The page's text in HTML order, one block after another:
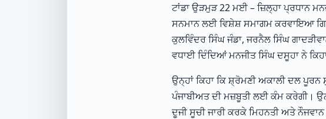
ਟਾਂਡਾ ਉੜਮੁੜ 22 ਮਈ – ਜ਼ਿਲ੍ਹਾ ਪ੍ਰਧਾਨ
ਸਨਮਾਨ ਲਈ ਵਿਸ਼ੇਸ਼ ਸਮਾਗਮ ਕਰਵਾਇਆ
ਕੁਲਵਿੰਦਰ ਸਿੰਘ ਜੰਡਾ, ਜਰਨੈਲ ਸਿੰਘ
ਵਧਾਈ ਦਿੰਦਿਆਂ ਮਨਜੀਤ ਸਿੰਘ ਦਸੂਹਾ ਨੇ
ਉਨ੍ਹਾਂ ਕਿਹਾ ਕਿ ਸ਼੍ਰੋਮਣੀ ਅਕਾਲੀ ਦਲ
ਪੰਜਾਬੀਅਤ ਦੀ ਮਜ਼ਬੂਤੀ ਲਈ ਕੰਮ ਕਰੇਗੀ।
ਦੂਜੀ ਸੂਚੀ ਜਾਰੀ ਕਰਕੇ ਮਿਹਨਤੀ ਅਤੇ